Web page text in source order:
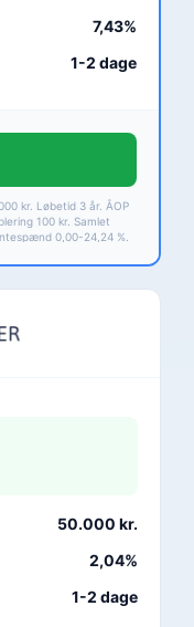
7,43%
1-2 dage
kr. Løbetid 3 år. ÅOP
100 kr. Samlet
0,00-24,24 %.
50.000 kr.
2,04%
1-2 dage